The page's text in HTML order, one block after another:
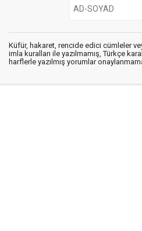
Küfür, hakaret, rencide edici cümleler
imla kuralları ile yazılmamış, Türkçe
harflerle yazılmış yorumlar